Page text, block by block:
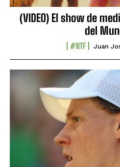
(VIDEO) El show de
del
#NTF Juan